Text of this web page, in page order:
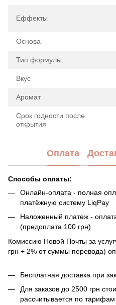
Еффекты
Основа
Тип формулы
Вкус
Аромат
Срок годности после
открытия
Оплата
Способы оплаты:
Онлайн-оплата - полная
платёжную систему LiqPay
Наложенный платеж -
(предоплата 100 грн)
Комиссию Новой Почты за
грн + 2% от суммы перевода)
Бесплатная доставка при
Для заказов до 2500 грн
рассчитывается по